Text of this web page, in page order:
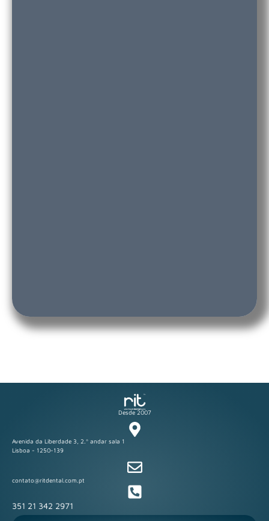
Desde 2007
Avenida da Liberdade 3, 2.º andar sala 1
Lisboa - 1250-139
contato@ritdental.com.pt
351 21 342 2971